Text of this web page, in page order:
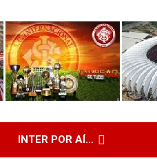
INTER POR AÍ…